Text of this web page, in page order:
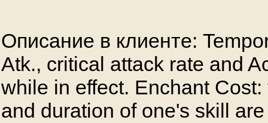
Описание в клиенте:
Atk., critical attack rate and
while in effect. Enchant
and duration of one's skill